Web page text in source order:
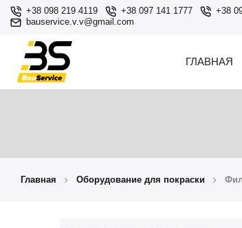
+38 098 219 4119 +38 097 141 1777
+38
bauservice.v.v@gmail.com
ГЛАВНАЯ
Главная Оборудование для покраски